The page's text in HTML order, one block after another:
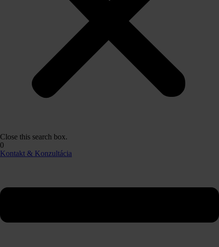
Close this search box.
0
Kontakt & Konzultácia